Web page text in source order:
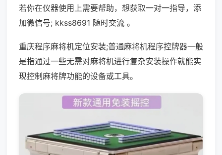
若你在仪器使用上需要帮助，想获取一对一指导，添
加微信号; kkss8691 随时交流 。
重庆程序麻将机定位安装;普通麻将机程序控牌器一般
是指通过一些无需对麻将机进行复杂安装操作就能实
现控制麻将牌功能的设备或工具。